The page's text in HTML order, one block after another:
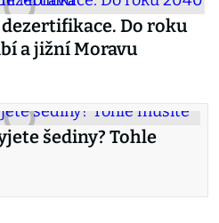
Do roku
a jižní Moravu
šediny? Tohle